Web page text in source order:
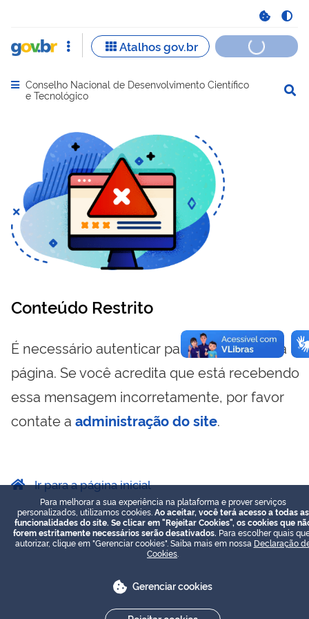
Abrir menu principal de navegação
Conselho Nacional de Desenvolvimento Científico
e Tecnológico
Conteúdo Restrito
É necessário autenticar para visualizar essa
página. Se você acredita que está recebendo
essa mensagem incorretamente, por favor
contate a administração do site.
Ir para a página inicial
Para melhorar a sua experiência na plataforma e prover serviços
personalizados, utilizamos cookies. Ao aceitar, você terá acesso a todas as
funcionalidades do site. Se clicar em "Rejeitar Cookies", os cookies que
forem estritamente necessários serão desativados. Para escolher quais
autorizar, clique em "Gerenciar cookies". Saiba mais em nossa Declaração
Cookies
Gerenciar cookies